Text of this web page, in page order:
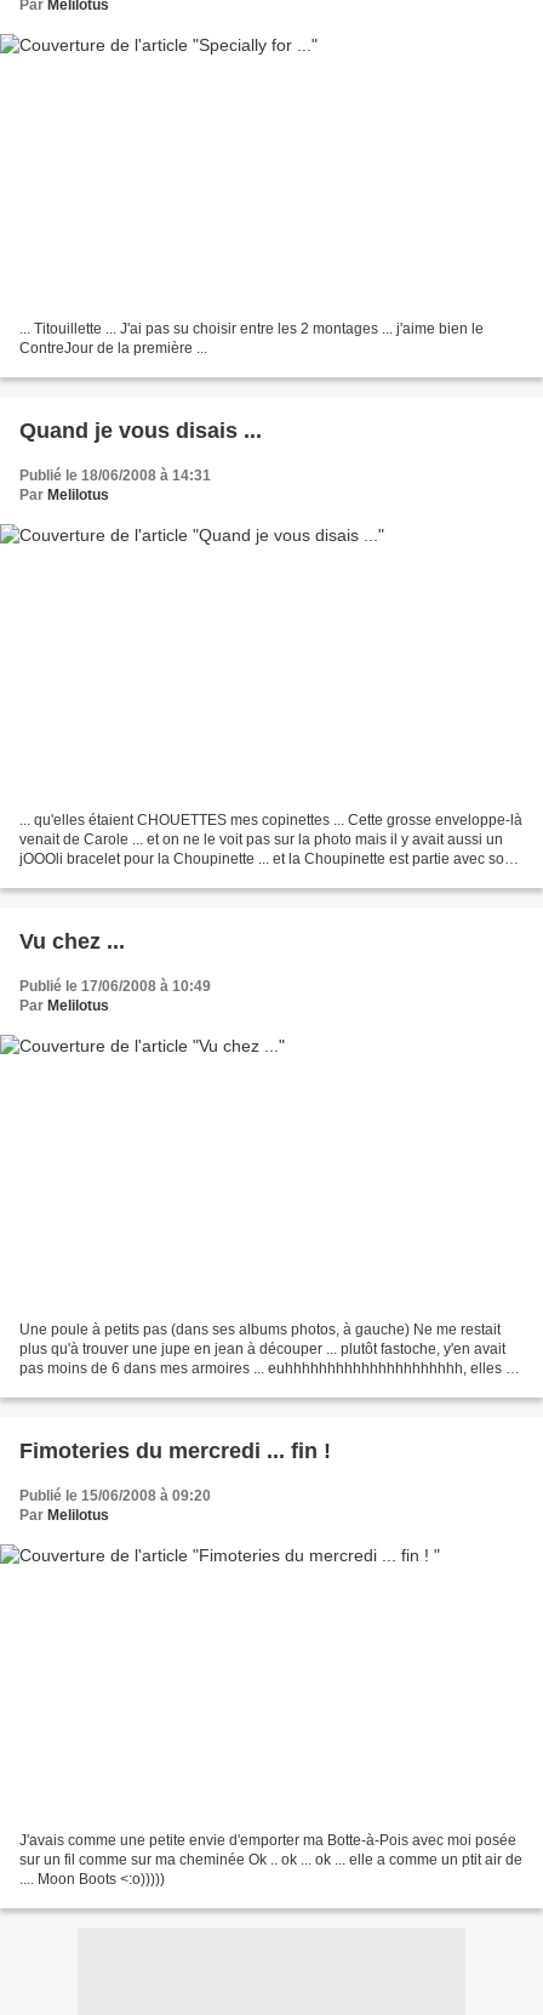
Par Melilotus
... Titouillette ... J'ai pas su choisir entre les 2 montages ... j'aime bien le
ContreJour de la première ...
Quand je vous disais ...
Publié le 18/06/2008 à 14:31
Par Melilotus
... qu'elles étaient CHOUETTES mes copinettes ... Cette grosse enveloppe-là
venait de Carole ... et on ne le voit pas sur la photo mais il y avait aussi un
jOOOli bracelet pour la Choupinette ... et la Choupinette est partie avec son
Vu chez ...
Publié le 17/06/2008 à 10:49
Par Melilotus
Une poule à petits pas (dans ses albums photos, à gauche) Ne me restait
plus qu'à trouver une jupe en jean à découper ... plutôt fastoche, y'en avait
pas moins de 6 dans mes armoires ... euhhhhhhhhhhhhhhhhhhhhh, elles ne
Fimoteries du mercredi ... fin !
Publié le 15/06/2008 à 09:20
Par Melilotus
J'avais comme une petite envie d'emporter ma Botte-à-Pois avec moi posée
sur un fil comme sur ma cheminée Ok .. ok ... ok ... elle a comme un ptit air de
.... Moon Boots <:o)))))